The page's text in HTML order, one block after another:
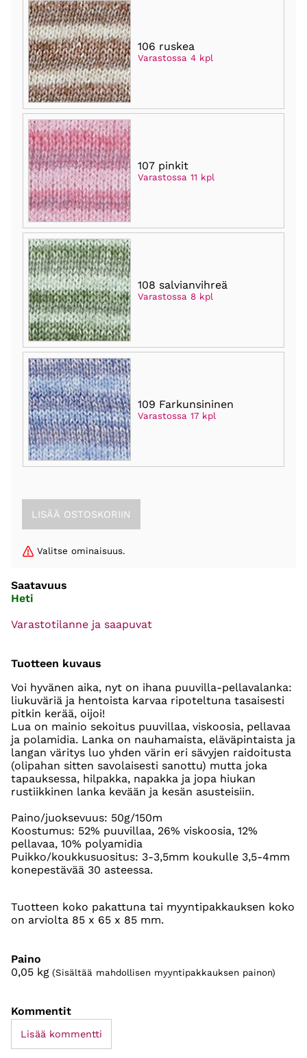
106 ruskea
Varastossa 4 kpl
107 pinkit
Varastossa 11 kpl
108 salvianvihreä
Varastossa 8 kpl
109 Farkunsininen
Varastossa 17 kpl
Valitse ominaisuus.
Saatavuus
Heti
Varastotilanne ja saapuvat
Tuotteen kuvaus
Voi hyvänen aika, nyt on ihana puuvilla-pellavalanka:
liukuväriä ja hentoista karvaa ripoteltuna tasaisesti
pitkin kerää, oijoi!
Lua on mainio sekoitus puuvillaa, viskoosia, pellavaa
ja polamidia. Lanka on nauhamaista, eläväpintaista ja
langan väritys luo yhden värin eri sävyjen raidoitusta
(olipahan sitten savolaisesti sanottu) mutta joka
tapauksessa, hilpakka, napakka ja jopa hiukan
rustiikkinen lanka kevään ja kesän asusteisiin.
Paino/juoksevuus: 50g/150m
Koostumus: 52% puuvillaa, 26% viskoosia, 12%
pellavaa, 10% polyamidia
Puikko/koukkusuositus: 3-3,5mm koukulle 3,5-4mm
konepestävää 30 asteessa.
Tuotteen koko pakattuna tai myyntipakkauksen koko
on arviolta 85 x 65 x 85 mm.
Paino
0,05 kg (Sisältää mahdollisen myyntipakkauksen painon)
Kommentit
Lisää kommentti